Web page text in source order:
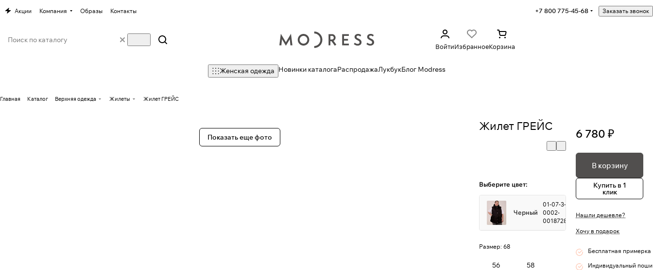
Акции Компания Образы Контакты +7 800 775-45-68 Заказать звонок
ВойтиИзбранноеКорзина
Женская одежда Новинки каталогаРаспродажаЛукбукБлог Modress
Главная Каталог Верхняя одежда Жилеты Жилет ГРЕЙС
Показать еще фото
Жилет ГРЕЙС
Выберите цвет:
Черный
01-07-3-
0002-
0018728
Размер: 68
56 58
6 780 ₽
В корзину
Купить в 1
клик
Нашли дешевле?
Хочу в подарок
Бесплатная примерка
Индивидуальный